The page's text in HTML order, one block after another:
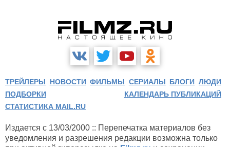
ТРЕЙЛЕРЫ НОВОСТИ ФИЛЬМЫ СЕРИАЛЫ БЛОГИ ЛЮДИ
ПОДБОРКИ
КАЛЕНДАРЬ ПУБЛИКАЦИЙ
СТАТИСТИКА MAIL.RU
Издается с 13/03/2000 :: Перепечатка материалов без
уведомления и разрешения редакции возможна только